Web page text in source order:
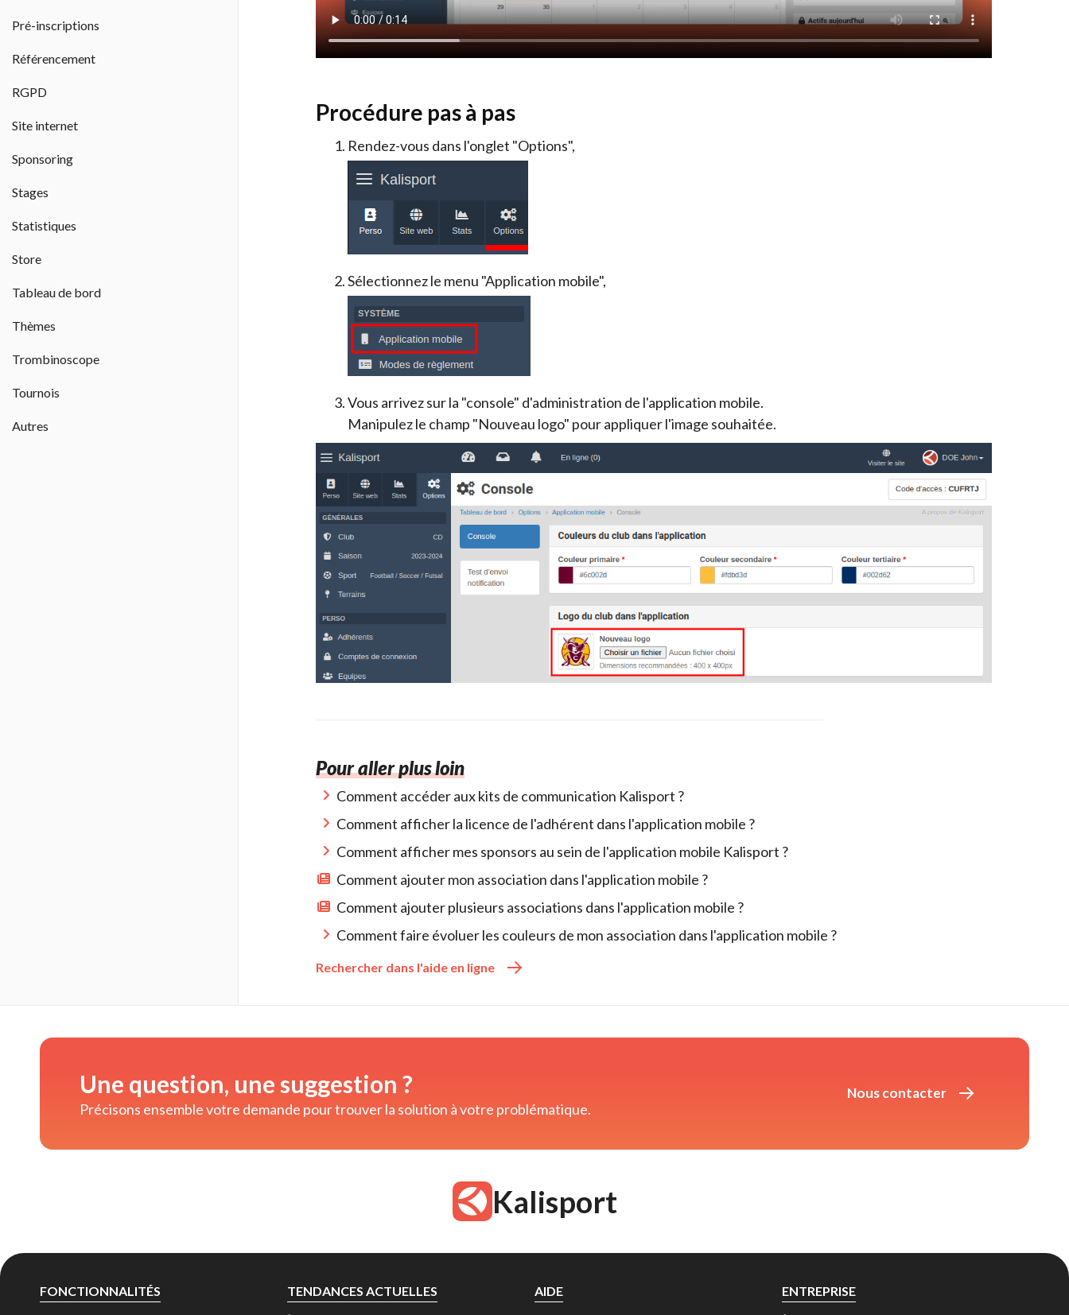
Procédure pas à pas
Rendez-vous dans l'onglet "Options",
Sélectionnez le menu "Application mobile",
Vous arrivez sur la "console" d'administration de l'application mobile.
Manipulez le champ "Nouveau logo" pour appliquer l'image souhaitée.
Pour aller plus loin
Comment accéder aux kits de communication Kalisport ?
Comment afficher la licence de l'adhérent dans l'application mobile ?
Comment afficher mes sponsors au sein de l'application mobile Kalisport ?
Comment ajouter mon association dans l'application mobile ?
Comment ajouter plusieurs associations dans l'application mobile ?
Comment faire évoluer les couleurs de mon association dans l'application mobile ?
Rechercher dans l'aide en ligne
Pré-inscriptions
Référencement
RGPD
Site internet
Sponsoring
Stages
Statistiques
Store
Tableau de bord
Thèmes
Trombinoscope
Tournois
Autres
Une question, une suggestion ?
Précisons ensemble votre demande pour trouver la solution à votre problématique.
Nous contacter
Kalisport
FONCTIONNALITÉS TENDANCES ACTUELLES AIDE ENTREPRISE